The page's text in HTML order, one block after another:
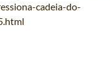
cadeia-do-